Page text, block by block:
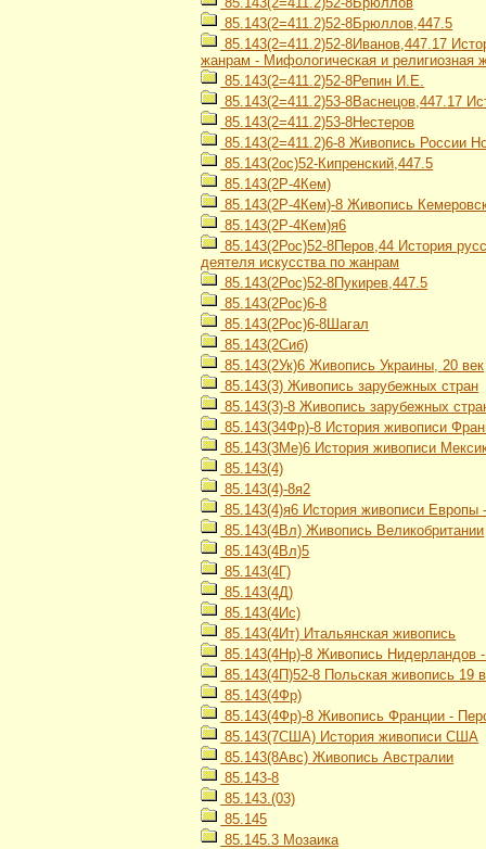
85.143(2=411.2)52-8Брюллов,447.5
85.143(2=411.2)52-8Иванов,447.17
жанрам - Мифологическая и религиозная
85.143(2=411.2)52-8Репин И.Е.
85.143(2=411.2)53-8Васнецов,447.17
85.143(2=411.2)53-8Нестеров
85.143(2=411.2)6-8 Живопись России
85.143(2ос)52-Кипренский,447.5
85.143(2Р-4Кем)
85.143(2Р-4Кем)-8 Живопись
85.143(2Р-4Кем)я6
85.143(2Рос)52-8Перов,44 История
деятеля искусства по жанрам
85.143(2Рос)52-8Пукирев,447.5
85.143(2Рос)6-8
85.143(2Рос)6-8Шагал
85.143(2Сиб)
85.143(2Ук)6 Живопись Украины, 20 век
85.143(3) Живопись зарубежных стран
85.143(3)-8 Живопись зарубежных
85.143(34Фр)-8 История живописи
85.143(3Ме)6 История живописи
85.143(4)
85.143(4)-8я2
85.143(4)я6 История живописи Европы
85.143(4Вл) Живопись Великобритании
85.143(4Вл)5
85.143(4Г)
85.143(4Д)
85.143(4Ис)
85.143(4Ит) Итальянская живопись
85.143(4Нр)-8 Живопись Нидерландов
85.143(4П)52-8 Польская живопись 19
85.143(4Фр)
85.143(4Фр)-8 Живопись Франции -
85.143(7США) История живописи США
85.143(8Авс) Живопись Австралии
85.143-8
85.143.(03)
85.145
85.145.3 Мозаика